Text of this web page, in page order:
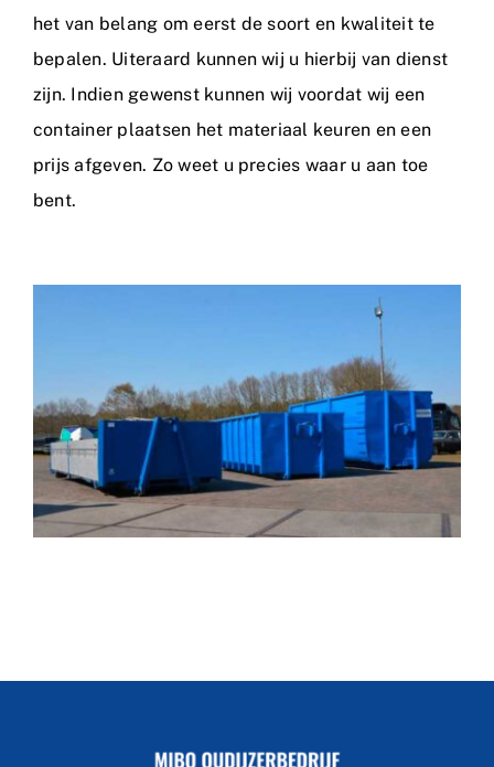
het van belang om eerst de soort en kwaliteit te
bepalen. Uiteraard kunnen wij u hierbij van dienst
zijn. Indien gewenst kunnen wij voordat wij een
container plaatsen het materiaal keuren en een
prijs afgeven. Zo weet u precies waar u aan toe
bent.